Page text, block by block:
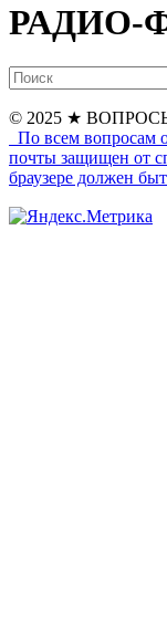
РАДИО-
© 2025 ★
По всем вопросам
почты защищен от
браузере должен